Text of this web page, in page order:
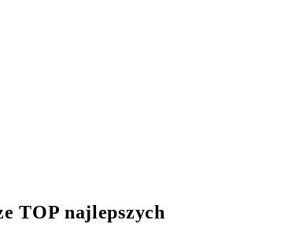
TOP najlepszych